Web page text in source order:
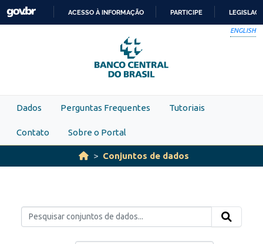
Skip to main content
PARA
O
CONTEÚDO
ACESSO À INFORMAÇÃO PARTICIPE
ENGLISH
Dados Perguntas Frequentes Tutoriais
Contato Sobre o Portal
Conjuntos de dados